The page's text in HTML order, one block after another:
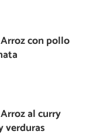
con pollo
al curry
verduras